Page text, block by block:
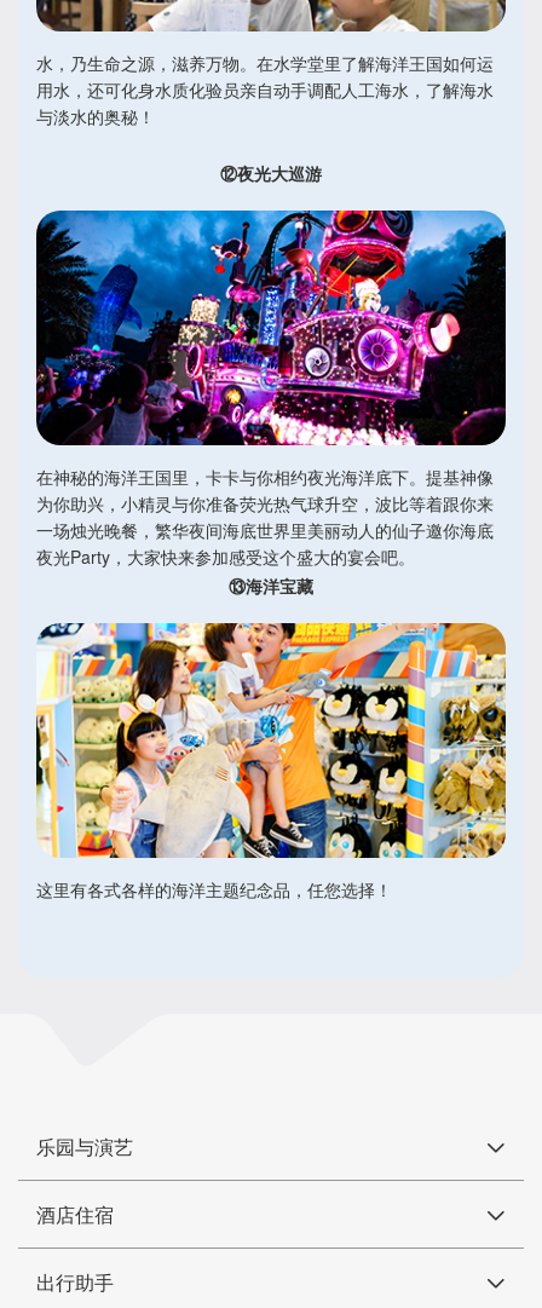
水，乃生命之源，滋养万物。在水学堂里了解海洋王国如何运
用水，还可化身水质化验员亲自动手调配人工海水，了解海水
与淡水的奥秘！
⑫夜光大巡游
在神秘的海洋王国里，卡卡与你相约夜光海洋底下。提基神像
为你助兴，小精灵与你准备荧光热气球升空，波比等着跟你来
一场烛光晚餐，繁华夜间海底世界里美丽动人的仙子邀你海底
夜光Party，大家快来参加感受这个盛大的宴会吧。
⑬海洋宝藏
这里有各式各样的海洋主题纪念品，任您选择！
乐园与演艺
酒店住宿
出行助手